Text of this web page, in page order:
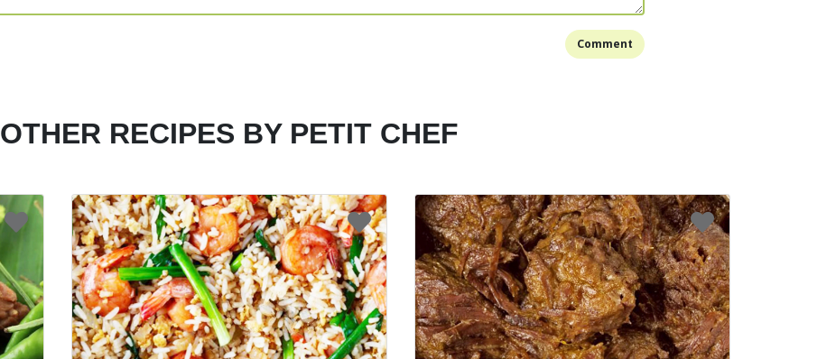
Share Print Bookmark
Comment
OTHER RECIPES BY PETIT CHEF